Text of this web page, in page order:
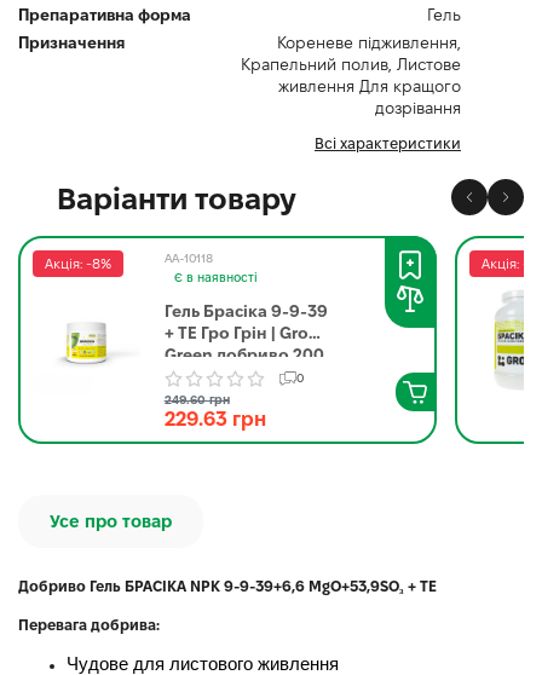
Препаративна форма
Гель
Призначення
Кореневе підживлення,
Крапельний полив, Листове
живлення Для кращого
дозрівання
Всі характеристики
Варіанти товару
Акція: -8%
AA-10118
Є в наявності
Гель Брасіка 9-9-39
+ ТЕ Гро Грін | Gro
Green добриво 200
г
0
249.60 грн
229.63 грн
Акція: -
Усе про товар
Добриво Гель БРАСІКА NPK 9-9-39+6,6 MgO+53,9SO₃ + TE
Перевага добрива:
Чудове для листового живлення